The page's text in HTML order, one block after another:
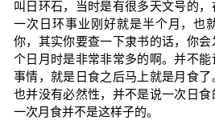
叫日环石，当时是有很多天文号的，
一次日环事业刚好就是半个月，也
你，其实你要查一下隶书的话，你
个日月时是非常非常多的啊。并不
事情，就是日食之后马上就是月食
也并没有必然性，并不是说一次日食
一次月食并不是这样子的。